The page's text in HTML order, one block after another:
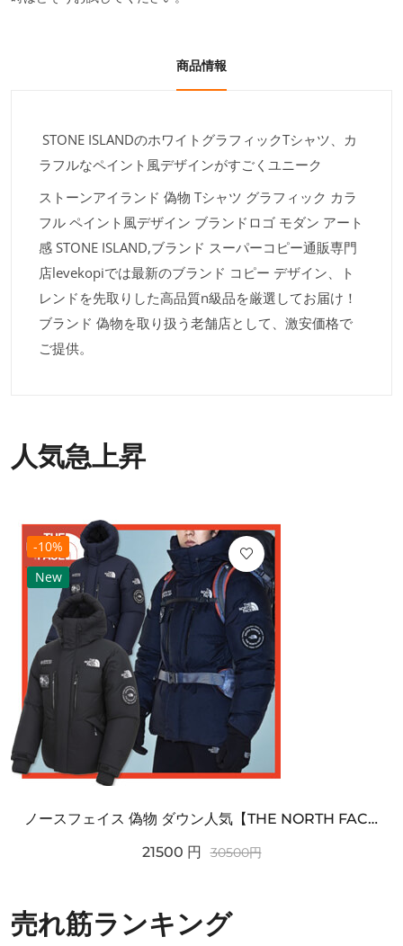
商品情報
STONE ISLANDのホワイトグラフィックTシャツ、カ
ラフルなペイント風デザインがすごくユニーク
ストーンアイランド 偽物 Tシャツ グラフィック カラ
フル ペイント風デザイン ブランドロゴ モダン アート
感 STONE ISLAND,ブランド スーパーコピー通販専門
店levekopiでは最新のブランド コピー デザイン、ト
レンドを先取りした高品質n級品を厳選してお届け！
ブランド 偽物を取り扱う老舗店として、激安価格で
ご提供。
人気急上昇
-10%
New
ノースフェイス 偽物 ダウン人気【THE NORTH FACE】M'S 7 SUMMIT HIM...
21500 円 30500円
売れ筋ランキング